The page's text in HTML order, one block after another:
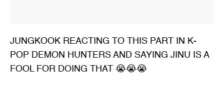
JUNGKOOK REACTING TO THIS PART IN K-
POP DEMON HUNTERS AND SAYING JINU IS A
FOOL FOR DOING THAT 😭😭😭